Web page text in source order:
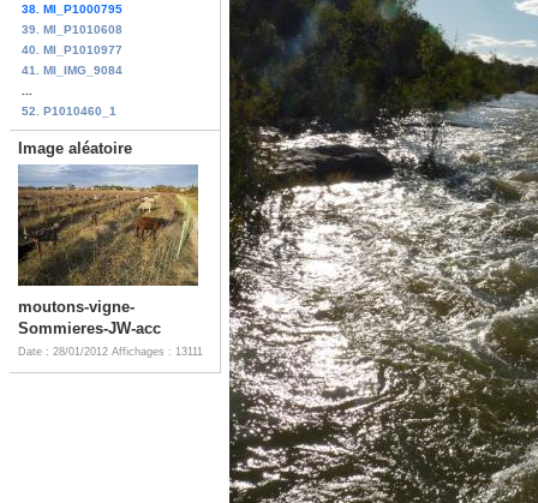
38. MI_P1000795
39. MI_P1010608
40. MI_P1010977
41. MI_IMG_9084
52. P1010460_1
Image aléatoire
moutons-vigne-
Sommieres-JW-acc
Date : 28/01/2012 Affichages : 13111